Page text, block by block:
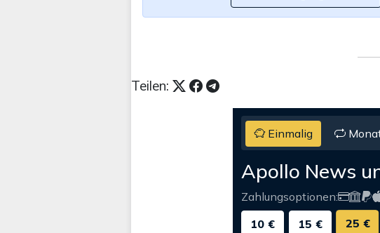
Teilen:
Einmalig
Apollo News
Zahlungsoptionen:
10 €
15 € 25 €